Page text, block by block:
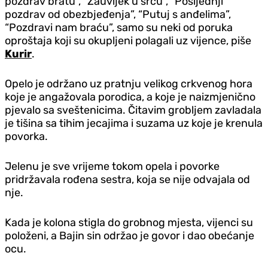
pozdrav od obezbjeđenja”, “Putuj s anđelima”,
“Pozdravi nam braću”, samo su neki od poruka
oproštaja koji su okupljeni polagali uz vijence, piše
Kurir.
Opelo je održano uz pratnju velikog crkvenog hora
koje je angažovala porodica, a koje je naizmjenično
pjevalo sa sveštenicima. Čitavim grobljem zavladala
je tišina sa tihim jecajima i suzama uz koje je krenula
povorka.
Jelenu je sve vrijeme tokom opela i povorke
pridržavala rođena sestra, koja se nije odvajala od
nje.
Kada je kolona stigla do grobnog mjesta, vijenci su
položeni, a Bajin sin održao je govor i dao obećanje
ocu.